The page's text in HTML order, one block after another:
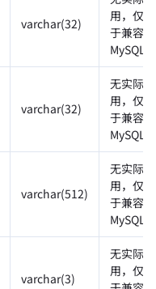
varchar(32)
用，仅用
于兼容
MySQL
varchar(32)
无实际作
用，仅用
于兼容
MySQL
varchar(512)
无实际作
用，仅用
于兼容
MySQL
varchar(3)
无实际作
用，仅用